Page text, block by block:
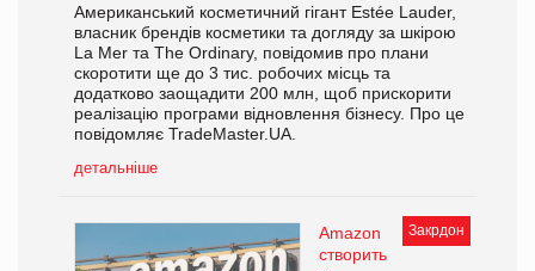
Американський косметичний гігант Estée Lauder,
власник брендів косметики та догляду за шкірою
La Mer та The Ordinary, повідомив про плани
скоротити ще до 3 тис. робочих місць та
додатково заощадити 200 млн, щоб прискорити
реалізацію програми відновлення бізнесу. Про це
повідомляє TradeMaster.UA.
детальніше
Закрдон
Amazon
створить